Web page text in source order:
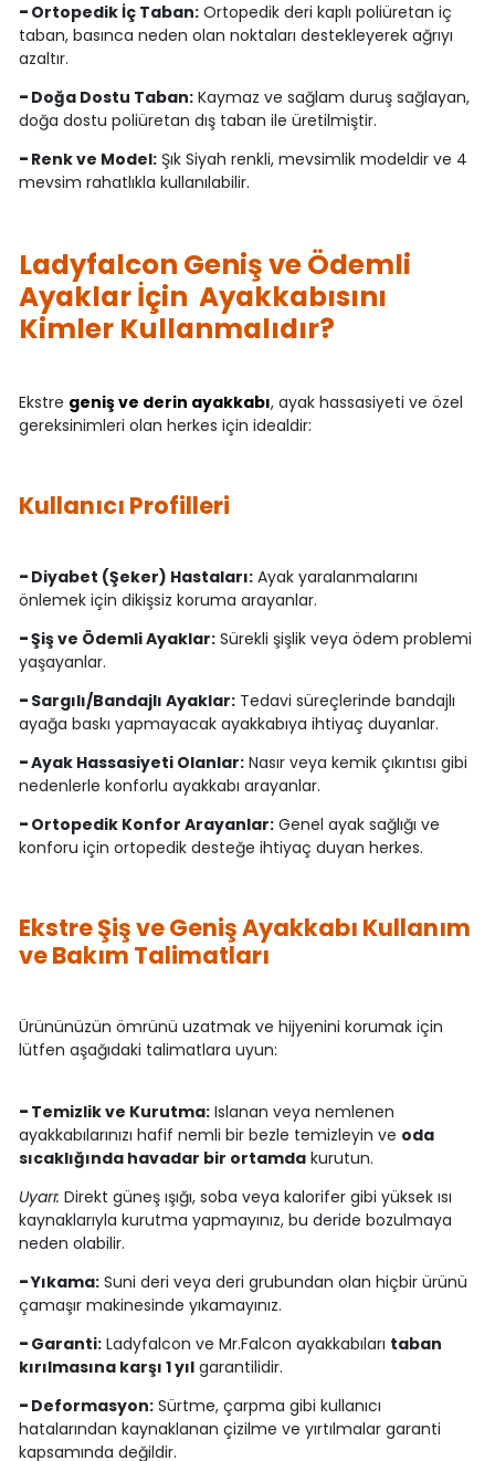
- Ortopedik İç Taban:Ortopedik deri kaplı poliüretan iç
taban, basınca neden olan noktaları destekleyerek ağrıyı
azaltır.
- Doğa Dostu Taban:Kaymaz ve sağlam duruş sağlayan,
doğa dostu poliüretan dış taban ile üretilmiştir.
- Renk ve Model:Şık Siyah renkli, mevsimlik modeldir ve 4
mevsim rahatlıkla kullanılabilir.
Ladyfalcon Geniş ve Ödemli
Ayaklar İçin Ayakkabısını
Kimler Kullanmalıdır?
Ekstre geniş ve derin ayakkabı, ayak hassasiyeti ve özel
gereksinimleri olan herkes için idealdir:
Kullanıcı Profilleri
- Diyabet (Şeker) Hastaları:Ayak yaralanmalarını
önlemek için dikişsiz koruma arayanlar.
-Şiş ve Ödemli Ayaklar:Sürekli şişlik veya ödem problemi
yaşayanlar.
- Sargılı/Bandajlı Ayaklar:Tedavi süreçlerinde bandajlı
ayağa baskı yapmayacak ayakkabıya ihtiyaç duyanlar.
-Ayak Hassasiyeti Olanlar:Nasır veya kemik çıkıntısı gibi
nedenlerle konforlu ayakkabı arayanlar.
- Ortopedik Konfor Arayanlar:Genel ayak sağlığı ve
konforu için ortopedik desteğe ihtiyaç duyan herkes.
Ekstre Şiş ve Geniş Ayakkabı Kullanım
ve Bakım Talimatları
Ürününüzün ömrünü uzatmak ve hijyenini korumak için
lütfen aşağıdaki talimatlara uyun:
- Temizlik ve Kurutma:Islanan veya nemlenen
ayakkabılarınızı hafif nemli bir bezle temizleyin ve oda
sıcaklığında havadar bir ortamdakurutun.
Uyarı: Direkt güneş ışığı, soba veya kalorifer gibi yüksek ısı
kaynaklarıyla kurutma yapmayınız, bu deride bozulmaya
neden olabilir.
-Yıkama:Suni deri veya deri grubundan olan hiçbir ürünü
çamaşır makinesinde yıkamayınız.
- Garanti:Ladyfalcon ve Mr.Falcon ayakkabıları taban
kırılmasına karşı 1 yılgarantilidir.
- Deformasyon:Sürtme, çarpma gibi kullanıcı
hatalarından kaynaklanan çizilme ve yırtılmalar garanti
kapsamında değildir.